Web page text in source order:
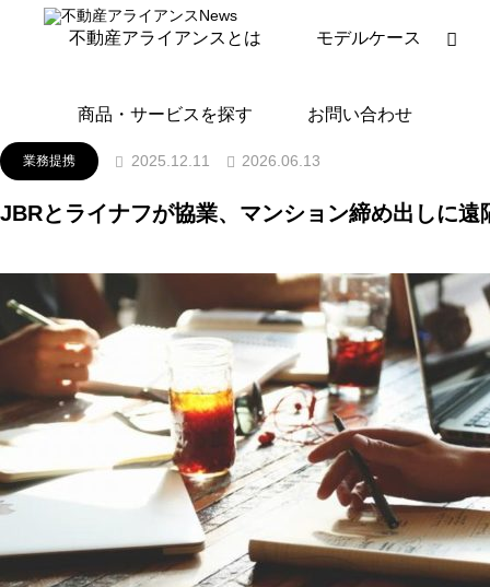
不動産アライアンスとは モデルケース
商品・サービスを探す お問い合わせ
ニュースリリース 業務提携 JBRとライナフが協業、
業務提携 2025.12.11 2026.06.13
JBRとライナフが協業、マンション締め出しに